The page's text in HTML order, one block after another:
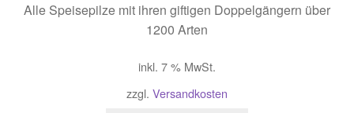
Alle Speisepilze mit ihren giftigen Doppelgängern über
1200 Arten
inkl. 7 % MwSt.
zzgl. Versandkosten